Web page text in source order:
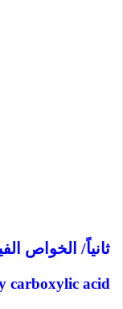
ثانياً/ الخواص
carboxylic acid